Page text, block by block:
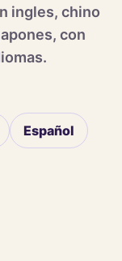
ingles, chino
con
Español